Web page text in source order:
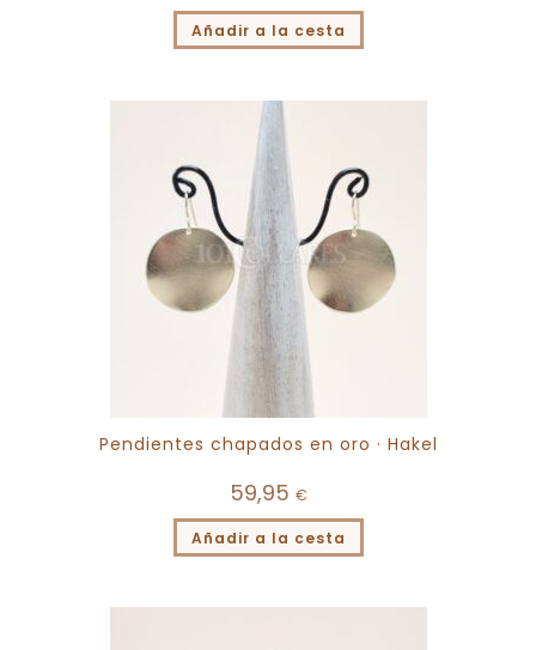
Añadir a la cesta
Pendientes chapados en oro · Hakel
59,95 €
Añadir a la cesta